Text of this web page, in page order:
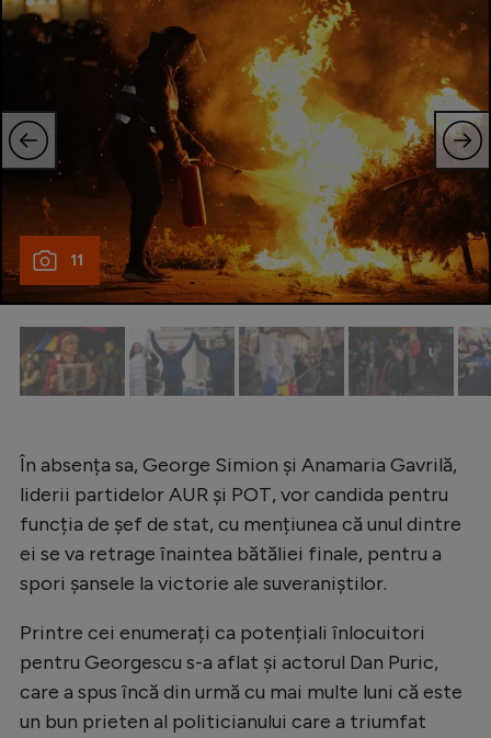
Tenis
Handbal
Natație
Formula 1
Gimnastică
Auto
Rugby
Ciclism
JO 2024
Intră în cont
Creează cont
11
În absența sa, George Simion și Anamaria Gavrilă,
liderii partidelor AUR și POT, vor candida pentru
funcția de șef de stat, cu mențiunea că unul dintre
ei se va retrage înaintea bătăliei finale, pentru a
spori șansele la victorie ale suveraniștilor.
Printre cei enumerați ca potențiali înlocuitori
pentru Georgescu s-a aflat și actorul Dan Puric,
care a spus încă din urmă cu mai multe luni că este
un bun prieten al politicianului care a triumfat